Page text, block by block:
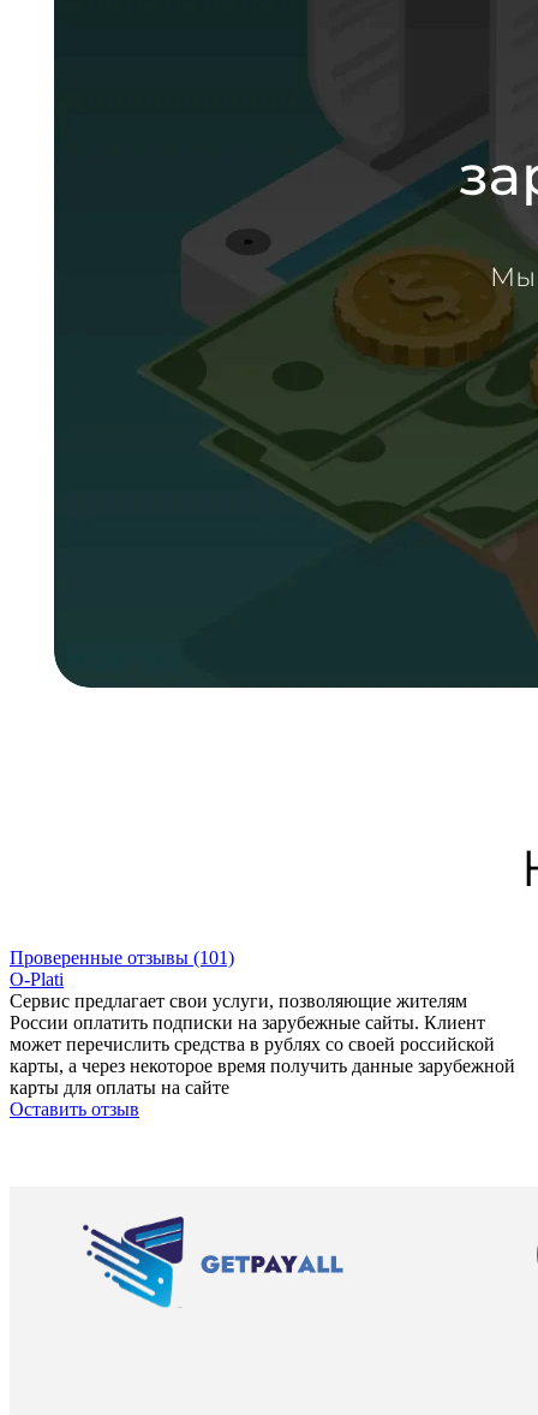
Проверенные отзывы (101)
O-Plati
Сервис предлагает свои услуги, позволяющие жителям
России оплатить подписки на зарубежные сайты. Клиент
может перечислить средства в рублях со своей российской
карты, а через некоторое время получить данные зарубежной
карты для оплаты на сайте
Оставить отзыв